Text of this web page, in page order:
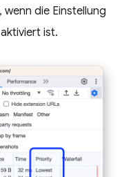
, wenn die Einstellung
aktiviert ist.